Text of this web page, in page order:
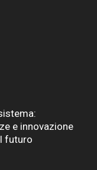
e innovazione
futuro